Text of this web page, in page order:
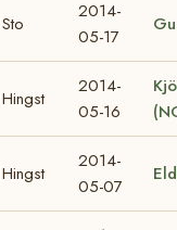
Sto
2014-
05-17
Hingst
2014-
05-16
Hingst
2014-
05-07